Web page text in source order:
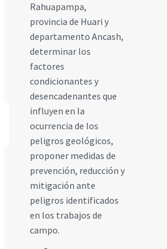
Rahuapampa,
provincia de Huari y
departamento Ancash,
determinar los
factores
condicionantes y
desencadenantes que
influyen en la
ocurrencia de los
peligros geológicos,
proponer medidas de
prevención, reducción y
mitigación ante
peligros identificados
en los trabajos de
campo.